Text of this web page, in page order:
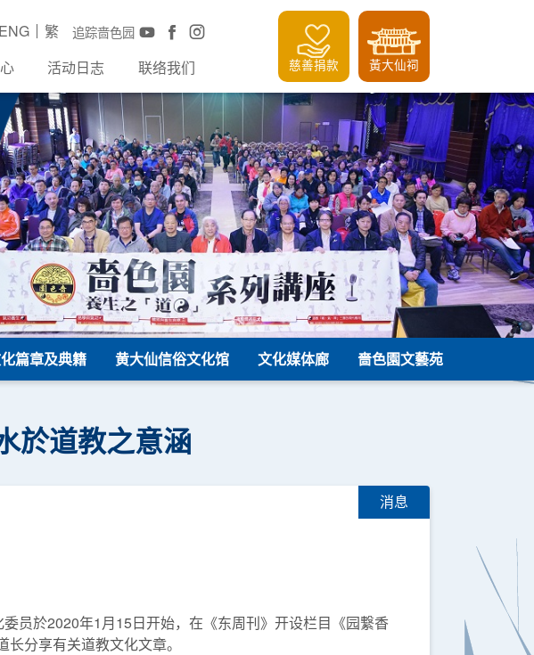
追踪啬色园
ENG
繁
活动日志 联络我们 慈善捐款 黃大仙祠
篇章及典籍 黄大仙信俗文化馆 文化媒体廊 嗇色園文藝苑
於道教之意涵
消息
员於2020年1月15日开始，在《东周刊》开设栏目《园繋香
分享有关道教文化文章。